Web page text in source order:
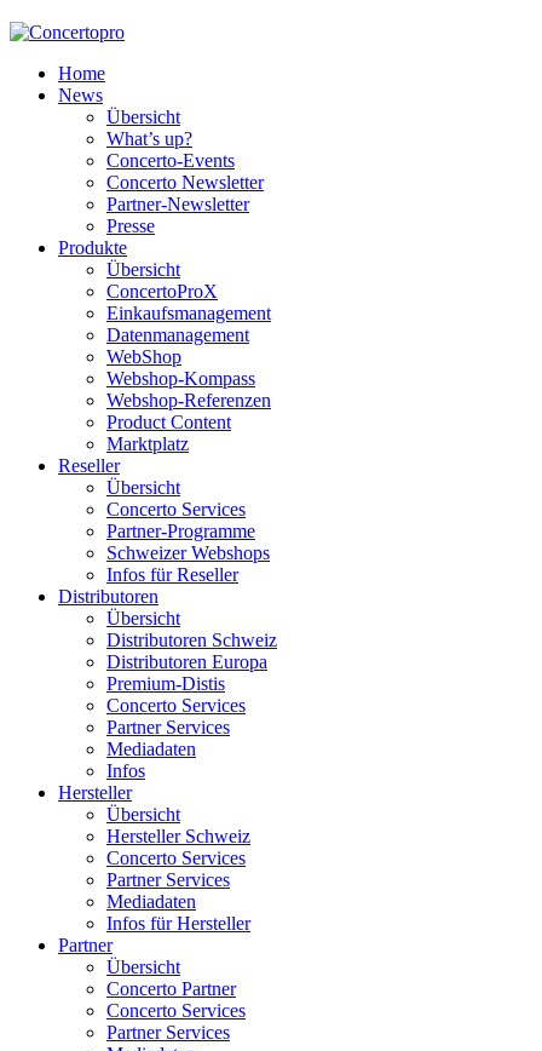
Home
News
Übersicht
What’s up?
Concerto-Events
Concerto Newsletter
Partner-Newsletter
Presse
Produkte
Übersicht
ConcertoProX
Einkaufsmanagement
Datenmanagement
WebShop
Webshop-Kompass
Webshop-Referenzen
Product Content
Marktplatz
Reseller
Übersicht
Concerto Services
Partner-Programme
Schweizer Webshops
Infos für Reseller
Distributoren
Übersicht
Distributoren Schweiz
Distributoren Europa
Premium-Distis
Concerto Services
Partner Services
Mediadaten
Infos
Hersteller
Übersicht
Hersteller Schweiz
Concerto Services
Partner Services
Mediadaten
Infos für Hersteller
Partner
Übersicht
Concerto Partner
Concerto Services
Partner Services